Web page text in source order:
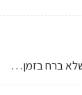
ברח בזמן…